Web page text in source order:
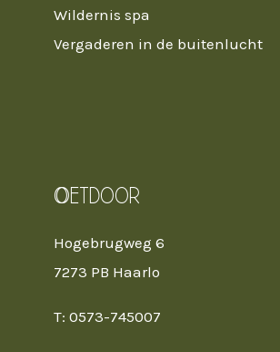
Wildernis spa
Vergaderen in de buitenlucht
Oetdoor
Hogebrugweg 6
7273 PB Haarlo
T: 0573-745007